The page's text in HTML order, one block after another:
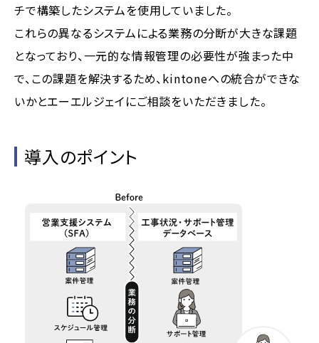
チで構築したシステムを使用していました。
これらの異なるシステムによる業務の分断が大きな課題
となっており、一元的な情報管理の必要性が強まった中
で、この課題を解決するため、kintoneへの統合ができな
いかとエーエルジェイにご相談をいただきました。
導入のポイント